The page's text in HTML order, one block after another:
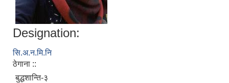
Designation:
सि.अ.न.मि.नि
ठेगाना ::
बुद्धशान्ति-३